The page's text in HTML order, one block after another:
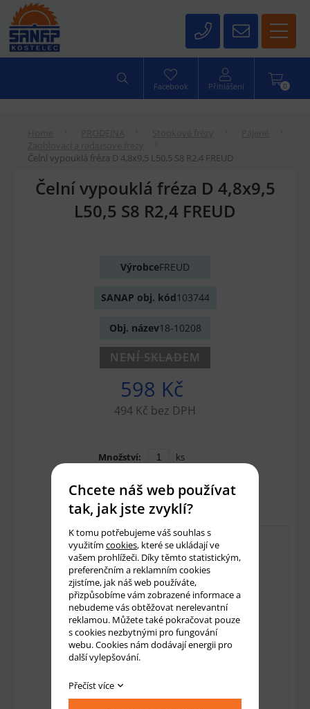
0
Facebook Přihlášení
Čelní vypouklá fréza D 4,8x9,5 L50,5 S8 R2,4 FREUD
Čelní vypouklá fréza D 4,8x9,5
L50,5 S8 R2,4 FREUD
VýrobceFREUD
SANAP obj. kód103744
Obj. název18-10208
NENÍ SKLADEM
598 Kč
494 Kč bez DPH
Množství: ks
Přidat do košíku
Chcete náš web používat
tak, jak jste zvyklí?
K tomu potřebujeme váš souhlas s
využitím cookies, které se ukládají ve
vašem prohlížeči. Díky těmto statistickým,
preferenčním a reklamním cookies
zjistíme, jak náš web používáte,
přizpůsobíme vám zobrazené informace a
nebudeme vás obtěžovat nerelevantní
reklamou. Můžete také pokračovat pouze
s cookies nezbytnými pro fungování
webu. Cookies nám dodávají energii pro
další vylepšování.
Přečíst více